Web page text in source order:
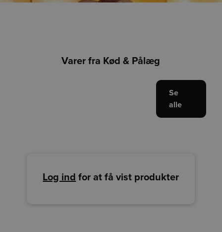
Varer fra Kød & Pålæg
Se
alle
Log ind for at få vist produkter